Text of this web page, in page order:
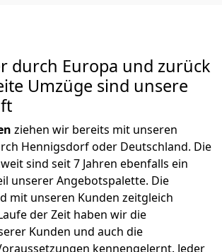
durch Europa und zurück
Umzüge sind unsere
ziehen wir bereits mit unseren
Hennigsdorfoder Deutschland. Die
sind seit7 Jahren ebenfalls ein
unserer Angebotspalette. Die
mit unseren Kunden zeitgleich
der Zeit haben wir die
Kunden und auch die
kennengelernt. Jeder